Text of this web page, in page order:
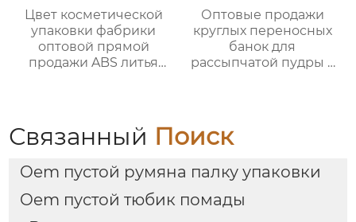
Цвет косметической
упаковки фабрики
оптовой прямой
продажи ABS литья
пустой бутылки
трубки
Оптовые продажи
круглых переносных
банок для
рассыпчатой пудры 5
Связанный Поиск
Oem пустой румяна палку упаковки
Oem пустой тюбик помады